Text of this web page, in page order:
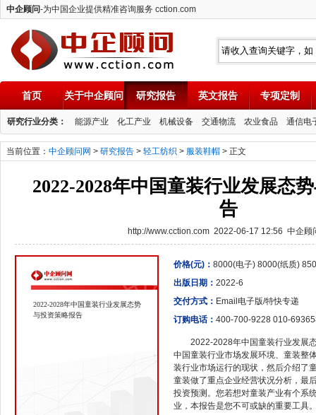
中企顾问-为中国企业提供精准咨询服务 cction.com
中企顾问
首页 关于中企顾问 研究报告 英文报告 专项定制
研究行业分类： 能源产业 化工产业 机械设备 交通物流 农业食品 通信电
当前位置： 中企顾问网 > 研究报告 > 轻工纺织 > 服装鞋帽 > 正文
2022-2028年中国童装行业发展态
告
http://www.cction.com 2022-06-17 12:56 中企顾
2022-2028年中国童装行业发展态势
与投资策略报告
价格(元)： 8000(电子) 8000(纸质)
出版日期： 2022-6
交付方式： Email电子版/特快专递
订购电话： 400-700-9228 010-
2022-2028年中国童装行业发展
中国童装行业市场发展环境、童装整
装行业市场运行的现状，然后介绍了
童装做了重点企业经营状况分析，最
投资预测。您若想对童装产业有个系
业，本报告是您不可或缺的重要工具